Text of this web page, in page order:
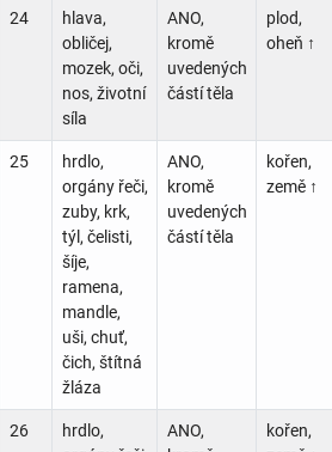
24
hlava,
obličej,
mozek, oči,
nos, životní
síla
ANO,
kromě
uvedených
částí těla
plod,
oheň ↑
25
hrdlo,
orgány řeči,
zuby, krk,
týl, čelisti,
šíje,
ramena,
mandle,
uši, chuť,
čich, štítná
žláza
ANO,
kromě
uvedených
částí těla
kořen,
země ↑
26
hrdlo,
ANO,
kořen,